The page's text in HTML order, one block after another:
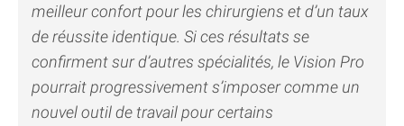
meilleur confort pour les chirurgiens et d’un taux
de réussite identique. Si ces résultats se
confirment sur d’autres spécialités, le Vision Pro
pourrait progressivement s’imposer comme un
nouvel outil de travail pour certains